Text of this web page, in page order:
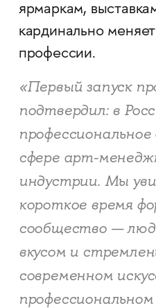
ярмаркам,
кардинально
профессии.
«Первый запуск
подтвердил: в
сфере арт-
индустрии. Мы
короткое время
сообщество —
вкусом и
современном
профессиональном